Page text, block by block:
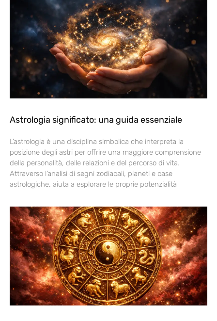
Astrologia significato: una guida essenziale
L’astrologia è una disciplina simbolica che interpreta la
posizione degli astri per offrire una maggiore comprensione
della personalità, delle relazioni e del percorso di vita.
Attraverso l’analisi di segni zodiacali, pianeti e case
astrologiche, aiuta a esplorare le proprie potenzialità